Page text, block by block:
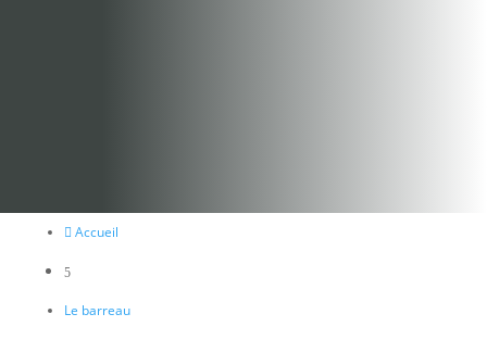
 Accueil
5
Le barreau